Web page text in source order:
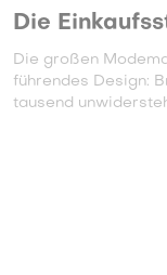
Die
Die großen
führendes Design:
tausend